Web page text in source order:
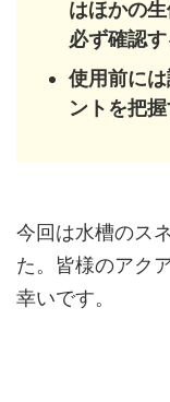
はほかの
必ず確認す
使用前に
ントを把握
今回は水槽のス
た。皆様のアク
幸いです。